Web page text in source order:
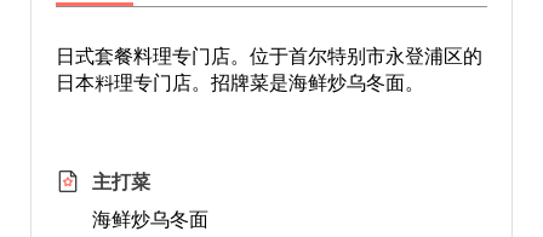
日式套餐料理专门店。位于首尔特别市永登浦区的
日本料理专门店。招牌菜是海鲜炒乌冬面。
主打菜
海鲜炒乌冬面